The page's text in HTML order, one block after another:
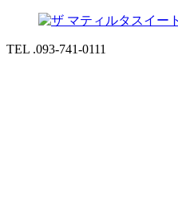
TEL .093-741-0111